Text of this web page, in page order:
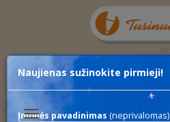
Toggle
Naujienas sužinokite pirmieji!
Įmonės pavadinimas (neprivalomas)